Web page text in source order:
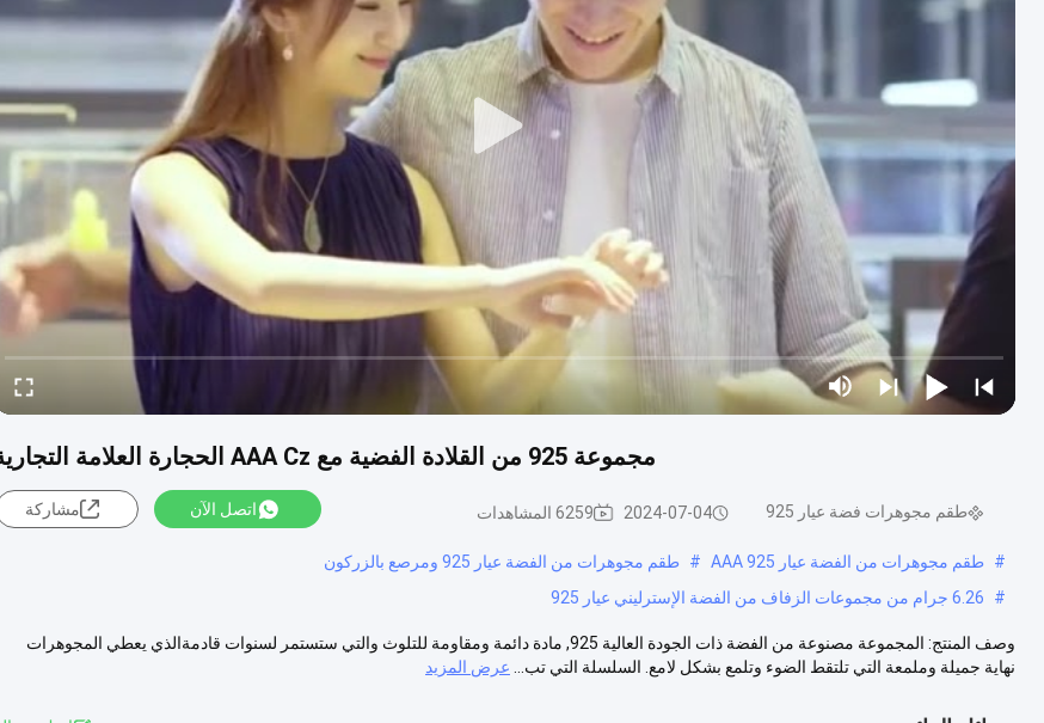
مجموعة 925 من القلادة الفضية مع AAA Cz الحجارة العلامة التجارية
طقم مجوهرات فضة عيار 925 2024-07-04 6259 المشاهدات اتصل الآن مشاركة
# طقم مجوهرات من الفضة عيار 925 AAA # طقم مجوهرات من الفضة عيار 925 ومرصع بالزركون
#
6.26 جرام من مجموعات الزفاف من الفضة الإسترليني عيار 925
وصف المنتج: المجموعة مصنوعة من الفضة ذات الجودة العالية 925, مادة دائمة ومقاومة للتلوث والتي ستستمر لسنوات قادمةالذي يعطي المجوهرات
نهاية جميلة وملمعة التي تلتقط الضوء وتلمع بشكل لامع. السلسلة التي تب...
عرض المزيد